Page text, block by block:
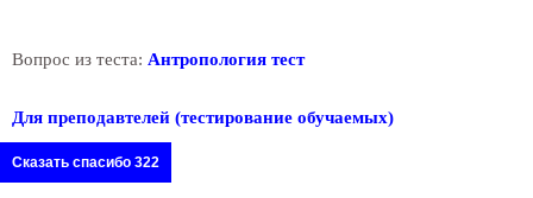
Вопрос из теста: Антропология тест
Для преподавтелей (тестирование обучаемых)
Сказать спасибо 322